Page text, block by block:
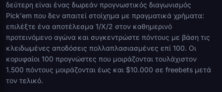
δεύτερη είναι ένας δωρεάν προγνωστικός διαγωνισμός
Pick'em που δεν απαιτεί στοίχημα με πραγματικά χρήματα:
επιλέξτε ένα αποτέλεσμα 1/X/2 στον καθημερινό
προτεινόμενο αγώνα και συγκεντρώστε πόντους με βάση τις
κλειδωμένες αποδόσεις πολλαπλασιασμένες επί 100. Οι
κορυφαίοι 100 προγνώστες που μοιράζονται τουλάχιστον
1.500 πόντους μοιράζονται έως και $10.000 σε freebets μετά
τον τελικό.